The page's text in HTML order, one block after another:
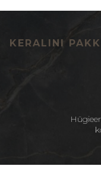
KERALINI